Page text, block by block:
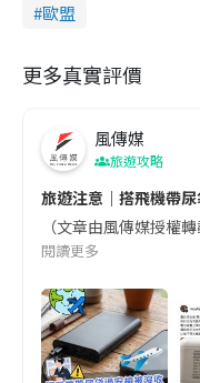
歐盟
更多真實評價
風傳媒
旅遊攻略
旅遊注意｜搭飛機帶
（文章由風傳媒授權
閱讀更多